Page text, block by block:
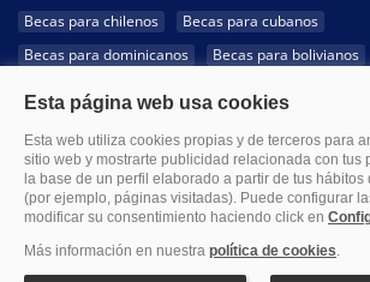
Becas para chilenos
Becas para cubanos
Becas para dominicanos
Becas para bolivianos
Becas para hondureños
Becas para paraguayos
Becas para uruguayos
Becas para salvadoreños
1999-2026 Becas.com @Todos los derechos